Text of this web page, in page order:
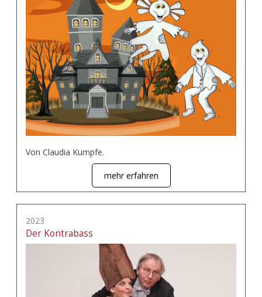
Von Claudia Kumpfe.
mehr erfahren
2023
Der Kontrabass